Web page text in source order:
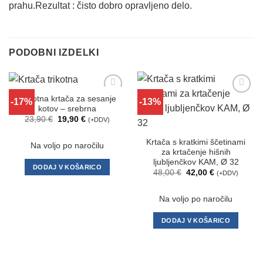
prahu.Rezultat : čisto dobro opravljeno delo.
PODOBNI IZDELKI
-17%
Dodaj
seznam
želja
Trikotna krtača za sesanje
kotov – srebrna
23,90€
Izvirna
23,90 €.
19,90€Trenutna
19,90 €.
(+DDV)
Na voljo po naročilu
DODAJ V KOŠARICO
-13%
na
Krtača s kratkimi ščetinami
za krtačenje hišnih
ljubljenčkov KAM, Ø 32
48,00€ Izvirna
48,00 €.
42,00€Trenutna
42,00 €.
(+DDV)
Na voljo po naročilu
DODAJ V KOŠARICO